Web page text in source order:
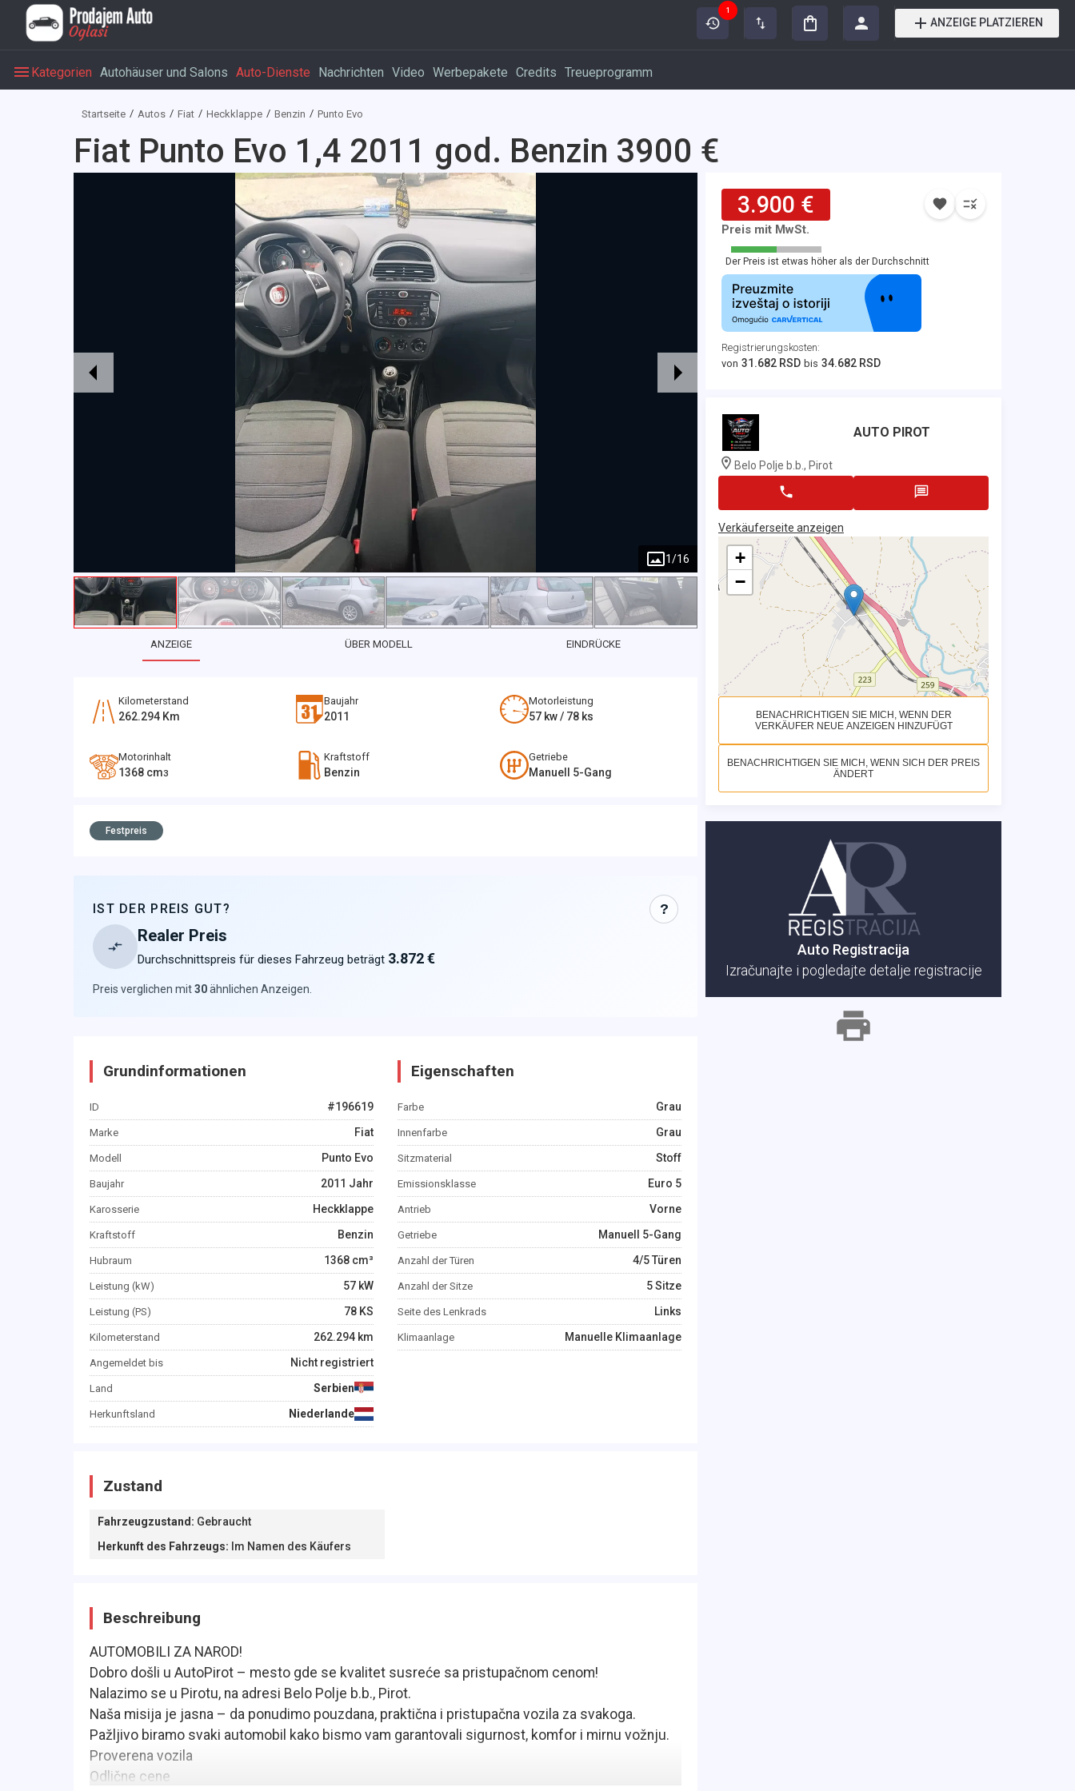
1
ANZEIGE PLATZIEREN
Kategorien Autohäuser und Salons Auto-Dienste Nachrichten Video Werbepakete Credits Treueprogramm
Startseite Autos Fiat Heckklappe Benzin Punto Evo
Fiat Punto Evo 1,4 2011 god. Benzin 3900 €
1/16
ANZEIGE ÜBER MODELL EINDRÜCKE
Kilometerstand
262.294 Km
Baujahr
2011
Motorleistung
57 kw / 78 ks
Motorinhalt
1368 cm3
Kraftstoff
Benzin
Getriebe
Manuell 5-Gang
Festpreis
IST DER PREIS GUT? ?
Realer Preis
Durchschnittspreis für dieses Fahrzeug beträgt 3.872 €
Preis verglichen mit30ähnlichen Anzeigen
Grundinformationen
ID #196619
Marke Fiat
Modell Punto Evo
Baujahr 2011 Jahr
Karosserie Heckklappe
Kraftstoff Benzin
Hubraum 1368 cm³
Leistung (kW) 57 kW
Leistung (PS) 78 KS
Kilometerstand 262.294 km
Angemeldet bis Nicht registriert
Land Serbien
Herkunftsland Niederlande
Eigenschaften
Farbe Grau
Innenfarbe Grau
Sitzmaterial Stoff
Emissionsklasse Euro 5
Antrieb Vorne
Getriebe Manuell 5-Gang
Anzahl der Türen 4/5 Türen
Anzahl der Sitze 5 Sitze
Seite des Lenkrads Links
Klimaanlage Manuelle Klimaanlage
Zustand
Fahrzeugzustand : Gebraucht
Herkunft des Fahrzeugs: Im Namen des Käufers
Beschreibung
AUTOMOBILI ZA NAROD!
Dobro došli u AutoPirot – mesto gde se kvalitet susreće sa pristupačnom cenom!
Nalazimo se u Pirotu, na adresi Belo Polje b.b., Pirot.
Naša misija je jasna – da ponudimo pouzdana, praktična i pristupačna vozila za svakoga.
Pažljivo biramo svaki automobil kako bismo vam garantovali sigurnost, komfor i mirnu vožnju.
Proverena vozila
Odlične cene
3.900 €
Preis mit MwSt.
Der Preis ist etwas höher als der Durchschnitt
Registrierungskosten:
von 31.682 RSD bis 34.682 RSD
AUTO PIROT
Belo Polje b.b., Pirot
Verkäuferseite anzeigen
+
−
BENACHRICHTIGEN SIE MICH, WENN DER
VERKÄUFER NEUE ANZEIGEN HINZUFÜGT
BENACHRICHTIGEN SIE MICH, WENN SICH DER PREIS
ÄNDERT
Auto Registracija
Izračunajte i pogledajte detalje registracije